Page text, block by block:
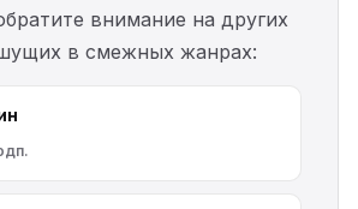
внимание на других
в смежных жанрах: